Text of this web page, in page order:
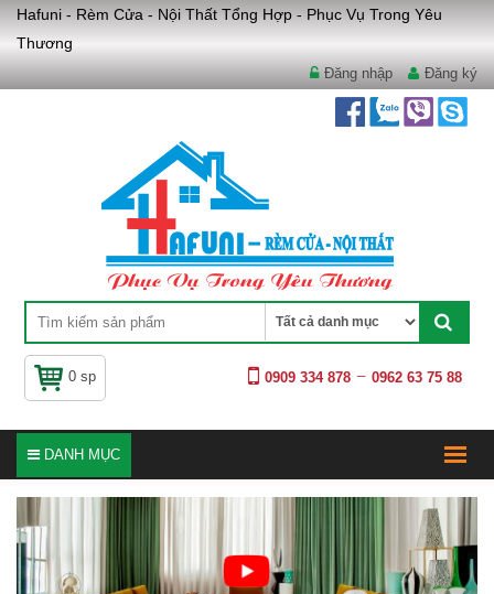
Hafuni - Rèm Cửa - Nội Thất Tổng Hợp - Phục Vụ Trong Yêu
Thương
Đăng nhập Đăng ký
0 sp 0909 334 878 0962 63 75 88
DANH MỤC